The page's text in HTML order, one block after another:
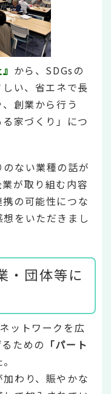
から、SDGsの
い、省エネで長
創業から行う
家づくり」につ
ない業種の話が
が取り組む内容
の可能性につな
をいただきまし
・団体等に
ットワークを広
ための 「パート
わり、賑やかな